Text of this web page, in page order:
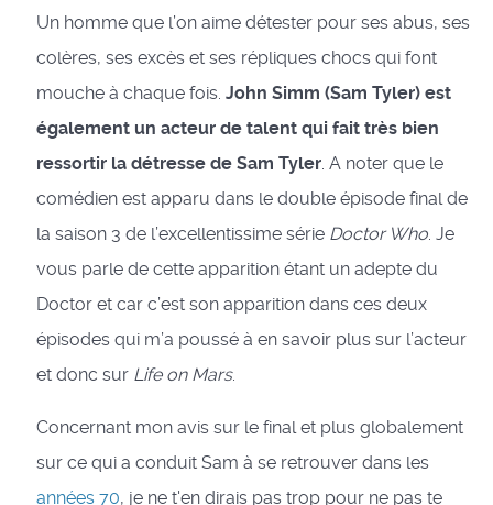
Un homme que l’on aime détester pour ses abus, ses
colères, ses excès et ses répliques chocs qui font
mouche à chaque fois. John Simm (Sam Tyler) est
également un acteur de talent qui fait très bien
ressortir la détresse de Sam Tyler. A noter que le
comédien est apparu dans le double épisode final de
la saison 3 de l’excellentissime série Doctor Who. Je
vous parle de cette apparition étant un adepte du
Doctor et car c’est son apparition dans ces deux
épisodes qui m’a poussé à en savoir plus sur l’acteur
et donc sur Life on Mars.
Concernant mon avis sur le final et plus globalement
sur ce qui a conduit Sam à se retrouver dans les
années 70, je ne t'en dirais pas trop pour ne pas te